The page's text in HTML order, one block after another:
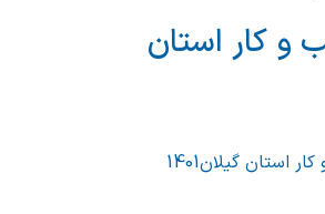
کار استان
گیلان1401